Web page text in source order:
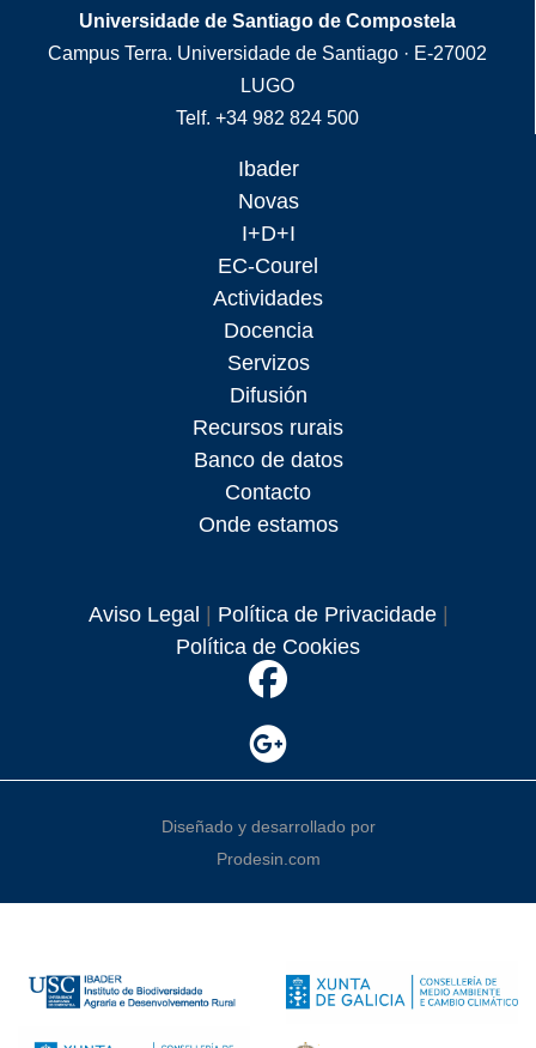
Universidade de Santiago de Compostela
Campus Terra. Universidade de Santiago · E-27002
LUGO
Telf. +34 982 824 500
Ibader
Novas
I+D+I
EC-Courel
Actividades
Docencia
Servizos
Difusión
Recursos rurais
Banco de datos
Contacto
Onde estamos
Aviso Legal | Política de Privacidade|
Política de Cookies
Diseñado y desarrollado por
Prodesin.com